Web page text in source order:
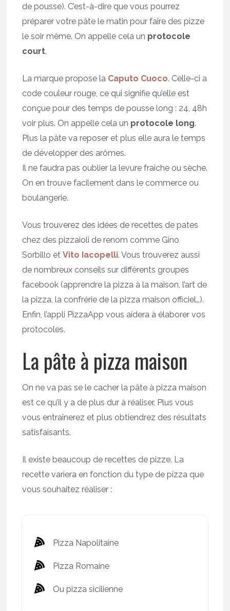
de pousse). C’est-à-dire que vous pourrez
préparer votre pâte le matin pour faire des pizze
le soir même. On appelle cela un protocole
court.
La marque propose la Caputo Cuoco. Celle-ci a
code couleur rouge, ce qui signifie qu’elle est
conçue pour des temps de pousse long : 24, 48h
voir plus. On appelle cela un protocole long.
Plus la pâte va reposer et plus elle aura le temps
de développer des arômes.
Il ne faudra pas oublier la levure fraîche ou sèche.
On en trouve facilement dans le commerce ou
boulangerie.
Vous trouverez des idées de recettes de pates
chez des pizzaioli de renom comme Gino
Sorbillo etVito Iacopelli. Vous trouverez aussi
de nombreux conseils sur différents groupes
facebook (apprendre la pizza à la maison, l’art de
la pizza, la confrérie de la pizza maison officiel…).
Enfin, l’appli PizzaApp vous aidera à élaborer vos
protocoles.
La pâte à pizza maison
On ne va pas se le cacher la pâte à pizza maison
est ce qu’il y a de plus dur à réaliser. Plus vous
vous entraînerez et plus obtiendrez des résultats
satisfaisants.
Il existe beaucoup de recettes de pizze. La
recette variera en fonction du type de pizza que
vous souhaitez réaliser :
Pizza Napolitaine
Pizza Romaine
Ou pizza sicilienne